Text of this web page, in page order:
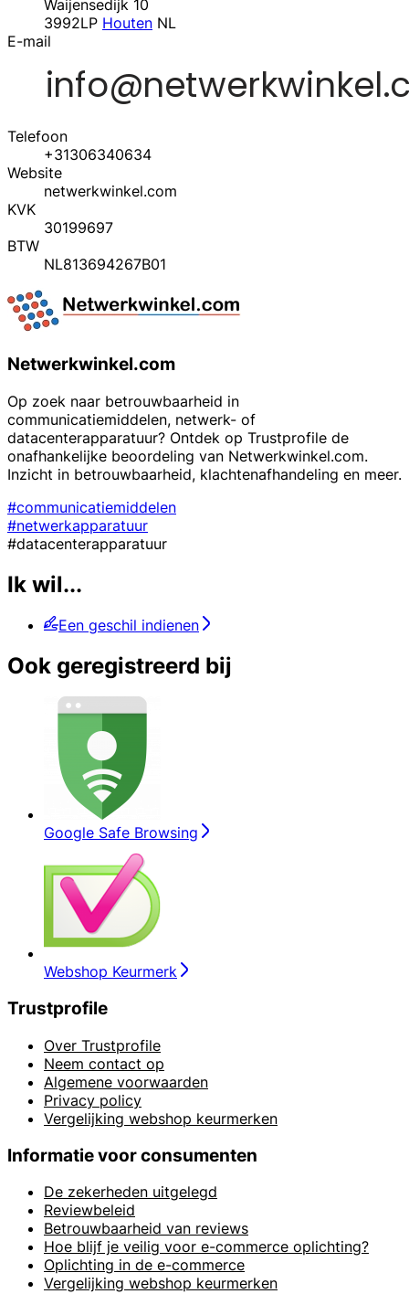
Waijensedijk 10
3992LP Houten NL
E-mail
Telefoon
+31306340634
Website
netwerkwinkel.com
KVK
30199697
BTW
NL813694267B01
Netwerkwinkel.com
Op zoek naar betrouwbaarheid in
communicatiemiddelen, netwerk- of
datacenterapparatuur? Ontdek op Trustprofile de
onafhankelijke beoordeling van Netwerkwinkel.com.
Inzicht in betrouwbaarheid, klachtenafhandeling en meer.
#communicatiemiddelen
#netwerkapparatuur
#datacenterapparatuur
Ik wil...
Een geschil indienen
Ook geregistreerd bij
Google Safe Browsing
Webshop Keurmerk
Trustprofile
Over Trustprofile
Neem contact op
Algemene voorwaarden
Privacy policy
Vergelijking webshop keurmerken
Informatie voor consumenten
De zekerheden uitgelegd
Reviewbeleid
Betrouwbaarheid van reviews
Hoe blijf je veilig voor e-commerce oplichting?
Oplichting in de e-commerce
Vergelijking webshop keurmerken